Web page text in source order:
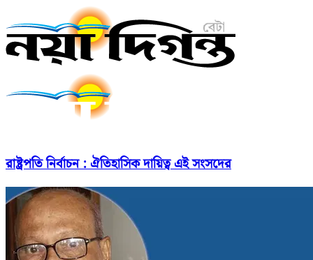
রাষ্ট্রপতি নির্বাচন : ঐতিহাসিক দায়িত্ব এই সংসদের